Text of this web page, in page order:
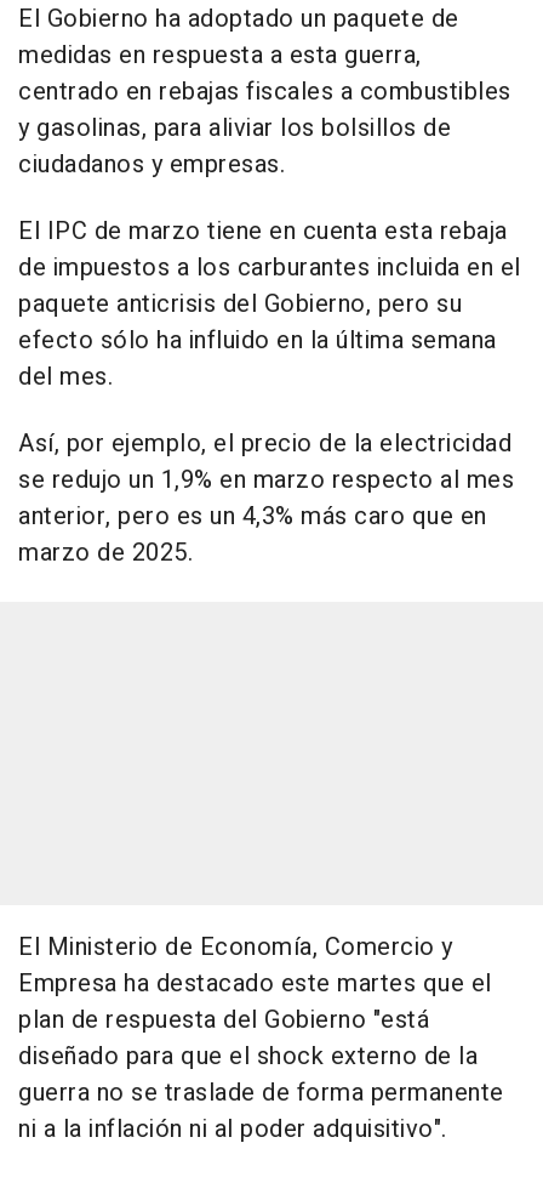
El Gobierno ha adoptado un paquete de
medidas en respuesta a esta guerra,
centrado en rebajas fiscales a combustibles
y gasolinas, para aliviar los bolsillos de
ciudadanos y empresas.
El IPC de marzo tiene en cuenta esta rebaja
de impuestos a los carburantes incluida en el
paquete anticrisis del Gobierno, pero su
efecto sólo ha influido en la última semana
del mes.
Así, por ejemplo, el precio de la electricidad
se redujo un 1,9% en marzo respecto al mes
anterior, pero es un 4,3% más caro que en
marzo de 2025.
El Ministerio de Economía, Comercio y
Empresa ha destacado este martes que el
plan de respuesta del Gobierno "está
diseñado para que el shock externo de la
guerra no se traslade de forma permanente
ni a la inflación ni al poder adquisitivo".